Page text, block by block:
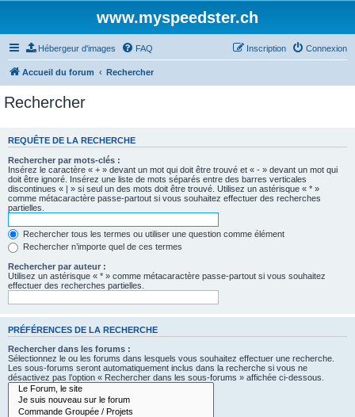
www.myspeedster.ch
Hébergeur d'images FAQ Connexion
Inscription
Accueil du forum Rechercher
Rechercher
REQUÊTE DE LA RECHERCHE
Rechercher par mots-clés :
Insérez le caractère « + » devant un mot qui doit être trouvé et « - » devant un mot qui
doit être ignoré. Insérez une liste de mots séparés entre des barres verticales
discontinues « | » si seul un des mots doit être trouvé. Utilisez un astérisque « * »
comme métacaractère passe-partout si vous souhaitez effectuer des recherches
partielles.
Rechercher tous les termes ou utiliser une question comme élément
Rechercher n’importe quel de ces termes
Rechercher par auteur :
Utilisez un astérisque « * » comme métacaractère passe-partout si vous souhaitez
effectuer des recherches partielles.
PRÉFÉRENCES DE LA RECHERCHE
Rechercher dans les forums :
Sélectionnez le ou les forums dans lesquels vous souhaitez effectuer une recherche.
Les sous-forums seront automatiquement inclus dans la recherche si vous ne
désactivez pas l’option « Rechercher dans les sous-forums » affichée ci-dessous.